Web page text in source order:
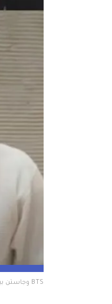
BTS وجاستن بيبر وديمي لوفاتو